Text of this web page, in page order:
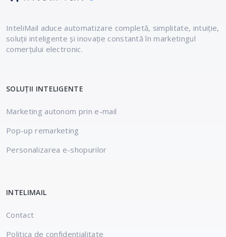
InteliMail aduce automatizare completă, simplitate, intuiție,
soluții inteligente și inovație constantăîn marketingul
comerțului electronic.
SOLUȚII INTELIGENTE
Marketing autonom prin e-mail
Pop-up remarketing
Personalizarea e-shopurilor
INTELIMAIL
Contact
Politica de confidențialitate